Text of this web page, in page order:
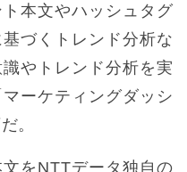
本文やハッシュタグ
づくトレンド分析な
やトレンド分析を実
ーケティングダッシ
。
をNTTデータ独自の